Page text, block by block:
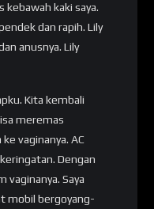
kebawah kaki saya.
dan rapih. Lily
anusnya. Lily
Kita kembali
meremas
vaginanya. AC
Dengan
Saya
mobil bergoyang-